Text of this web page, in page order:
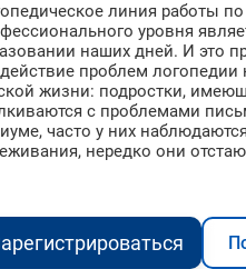
линия работы
уровня
наших дней. И это
проблем логопедии
жизни: подростки,
с проблемами
часто у них
нередко они